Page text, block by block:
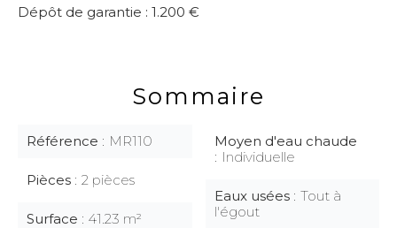
Dépôt de garantie : 1.200 €
Sommaire
Référence MR110
Pièces 2 pièces
Surface 41.23 m²
Moyen d'eau chaude
Individuelle
Eaux usées
Tout à
l'égout